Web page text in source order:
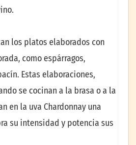
los platos elaborados con
como espárragos,
Estas elaboraciones,
se cocinan a la brasa o a la
en la uva Chardonnay una
su intensidad y potencia sus